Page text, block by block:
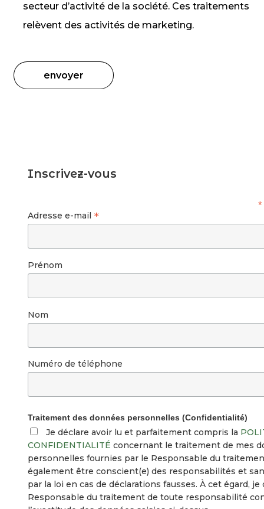
secteur d’activité de la société. Ces traitements
relèvent des activités de marketing.
Inscrivez-vous
*
Adresse e-mail *
Prénom
Nom
Numéro de téléphone
Traitement des données personnelles (Confidentialité)
Je déclare avoir lu et parfaitement compris la
CONFIDENTIALITÉ concernant le traitement de mes
personnelles fournies par le Responsable du
également être conscient(e) des responsabilités et
par la loi en cas de déclarations fausses. À cet égard, je
Responsable du traitement de toute responsabilité